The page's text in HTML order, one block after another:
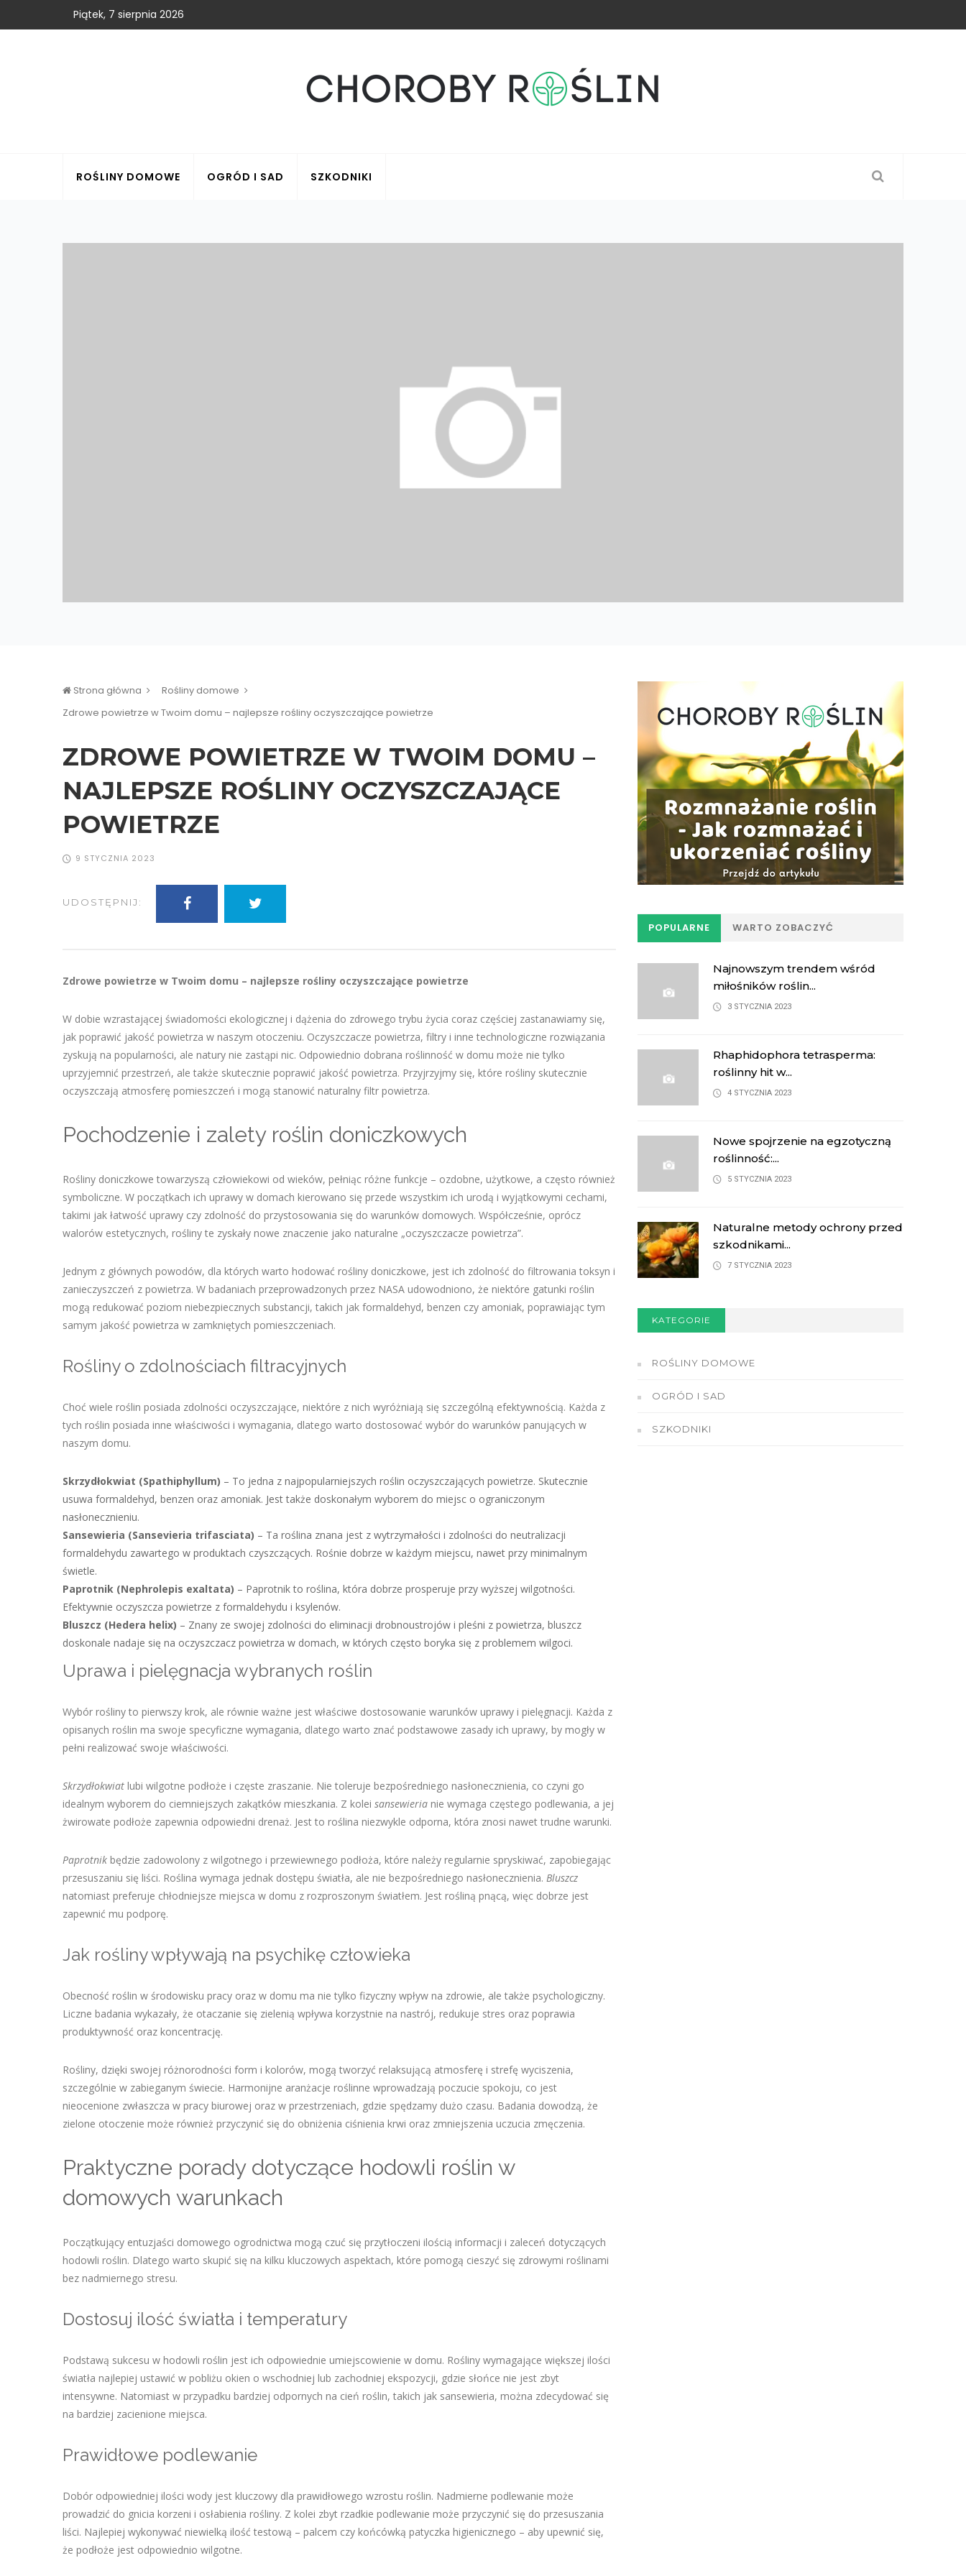
Piątek, 7 sierpnia 2026
ROŚLINY DOMOWE OGRÓD I SAD SZKODNIKI
Strona główna
Rośliny domowe
Zdrowe powietrze w Twoim domu – najlepsze rośliny oczyszczające powietrze
ZDROWE POWIETRZE W TWOIM DOMU –
NAJLEPSZE ROŚLINY OCZYSZCZAJĄCE
POWIETRZE
9 STYCZNIA 2023
UDOSTĘPNIJ:
Zdrowe powietrze w Twoim domu – najlepsze rośliny oczyszczające powietrze
W dobie wzrastającej świadomości ekologicznej i dążenia do zdrowego trybu życia coraz częściej zastanawiamy się,
jak poprawić jakość powietrza w naszym otoczeniu. Oczyszczacze powietrza, filtry i inne technologiczne rozwiązania
zyskują na popularności, ale natury nie zastąpi nic. Odpowiednio dobrana roślinność w domu może nie tylko
uprzyjemnić przestrzeń, ale także skutecznie poprawić jakość powietrza. Przyjrzyjmy się, które rośliny skutecznie
oczyszczają atmosferę pomieszczeń i mogą stanowić naturalny filtr powietrza.
Pochodzenie i zalety roślin doniczkowych
Rośliny doniczkowe towarzyszą człowiekowi od wieków, pełniąc różne funkcje – ozdobne, użytkowe, a często również
symboliczne. W początkach ich uprawy w domach kierowano się przede wszystkim ich urodą i wyjątkowymi cechami,
takimi jak łatwość uprawy czy zdolność do przystosowania się do warunków domowych. Współcześnie, oprócz
walorów estetycznych, rośliny te zyskały nowe znaczenie jako naturalne „oczyszczacze powietrza”.
Jednym z głównych powodów, dla których warto hodować rośliny doniczkowe, jest ich zdolność do filtrowania toksyn i
zanieczyszczeń z powietrza. W badaniach przeprowadzonych przez NASA udowodniono, że niektóre gatunki roślin
mogą redukować poziom niebezpiecznych substancji, takich jak formaldehyd, benzen czy amoniak, poprawiając tym
samym jakość powietrza w zamkniętych pomieszczeniach.
Rośliny o zdolnościach filtracyjnych
Choć wiele roślin posiada zdolności oczyszczające, niektóre z nich wyróżniają się szczególną efektywnością. Każda z
tych roślin posiada inne właściwości i wymagania, dlatego warto dostosować wybór do warunków panujących w
naszym domu.
Skrzydłokwiat (Spathiphyllum) – To jedna z najpopularniejszych roślin oczyszczających powietrze. Skutecznie
usuwa formaldehyd, benzen oraz amoniak. Jest także doskonałym wyborem do miejsc o ograniczonym
nasłonecznieniu.
Sansewieria (Sansevieria trifasciata) – Ta roślina znana jest z wytrzymałości i zdolności do neutralizacji
formaldehydu zawartego w produktach czyszczących. Rośnie dobrze w każdym miejscu, nawet przy minimalnym
świetle.
Paprotnik (Nephrolepis exaltata) – Paprotnik to roślina, która dobrze prosperuje przy wyższej wilgotności.
Efektywnie oczyszcza powietrze z formaldehydu i ksylenów.
Bluszcz (Hedera helix) – Znany ze swojej zdolności do eliminacji drobnoustrojów i pleśni z powietrza, bluszcz
doskonale nadaje się na oczyszczacz powietrza w domach, w których często boryka się z problemem wilgoci.
Uprawa i pielęgnacja wybranych roślin
Wybór rośliny to pierwszy krok, ale równie ważne jest właściwe dostosowanie warunków uprawy i pielęgnacji. Każda z
opisanych roślin ma swoje specyficzne wymagania, dlatego warto znać podstawowe zasady ich uprawy, by mogły w
pełni realizować swoje właściwości.
Skrzydłokwiat lubi wilgotne podłoże i częste zraszanie. Nie toleruje bezpośredniego nasłonecznienia, co czyni go
idealnym wyborem do ciemniejszych zakątków mieszkania. Z kolei sansewieria nie wymaga częstego podlewania, a jej
żwirowate podłoże zapewnia odpowiedni drenaż. Jest to roślina niezwykle odporna, która znosi nawet trudne warunki.
Paprotnik będzie zadowolony z wilgotnego i przewiewnego podłoża, które należy regularnie spryskiwać, zapobiegając
przesuszaniu się liści. Roślina wymaga jednak dostępu światła, ale nie bezpośredniego nasłonecznienia. Bluszcz
natomiast preferuje chłodniejsze miejsca w domu z rozproszonym światłem. Jest rośliną pnącą, więc dobrze jest
zapewnić mu podporę.
Jak rośliny wpływają na psychikę człowieka
Obecność roślin w środowisku pracy oraz w domu ma nie tylko fizyczny wpływ na zdrowie, ale także psychologiczny.
Liczne badania wykazały, że otaczanie się zielenią wpływa korzystnie na nastrój, redukuje stres oraz poprawia
produktywność oraz koncentrację.
Rośliny, dzięki swojej różnorodności form i kolorów, mogą tworzyć relaksującą atmosferę i strefę wyciszenia,
szczególnie w zabieganym świecie. Harmonijne aranżacje roślinne wprowadzają poczucie spokoju, co jest
nieocenione zwłaszcza w pracy biurowej oraz w przestrzeniach, gdzie spędzamy dużo czasu. Badania dowodzą, że
zielone otoczenie może również przyczynić się do obniżenia ciśnienia krwi oraz zmniejszenia uczucia zmęczenia.
Praktyczne porady dotyczące hodowli roślin w
domowych warunkach
Początkujący entuzjaści domowego ogrodnictwa mogą czuć się przytłoczeni ilością informacji i zaleceń dotyczących
hodowli roślin. Dlatego warto skupić się na kilku kluczowych aspektach, które pomogą cieszyć się zdrowymi roślinami
bez nadmiernego stresu.
Dostosuj ilość światła i temperatury
Podstawą sukcesu w hodowli roślin jest ich odpowiednie umiejscowienie w domu. Rośliny wymagające większej ilości
światła najlepiej ustawić w pobliżu okien o wschodniej lub zachodniej ekspozycji, gdzie słońce nie jest zbyt
intensywne. Natomiast w przypadku bardziej odpornych na cień roślin, takich jak sansewieria, można zdecydować się
na bardziej zacienione miejsca.
Prawidłowe podlewanie
Dobór odpowiedniej ilości wody jest kluczowy dla prawidłowego wzrostu roślin. Nadmierne podlewanie może
prowadzić do gnicia korzeni i osłabienia rośliny. Z kolei zbyt rzadkie podlewanie może przyczynić się do przesuszania
liści. Najlepiej wykonywać niewielką ilość testową – palcem czy końcówką patyczka higienicznego – aby upewnić się,
że podłoże jest odpowiednio wilgotne.
POPULARNE WARTO ZOBACZYĆ
Najnowszym trendem wśród
miłośników roślin...
3 STYCZNIA 2023
Rhaphidophora tetrasperma:
roślinny hit w...
4 STYCZNIA 2023
Nowe spojrzenie na egzotyczną
roślinność:...
5 STYCZNIA 2023
Naturalne metody ochrony przed
szkodnikami...
7 STYCZNIA 2023
KATEGORIE
ROŚLINY DOMOWE
OGRÓD I SAD
SZKODNIKI